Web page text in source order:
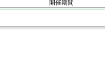
開催期間